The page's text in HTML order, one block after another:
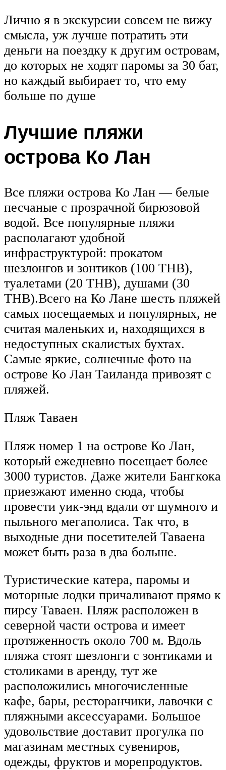
Лично я в экскурсии совсем не вижу
смысла, уж лучше потратить эти
деньги на поездку к другим островам,
до которых не ходят паромы за 30 бат,
но каждый выбирает то, что ему
больше по душе
Лучшие пляжи
острова Ко Лан
Все пляжи острова Ко Лан — белые
песчаные с прозрачной бирюзовой
водой. Все популярные пляжи
располагают удобной
инфраструктурой: прокатом
шезлонгов и зонтиков (100 ТНВ),
туалетами (20 ТНВ), душами (30
ТНВ).Всего на Ко Лане шесть пляжей
самых посещаемых и популярных, не
считая маленьких и, находящихся в
недоступных скалистых бухтах.
Самые яркие, солнечные фото на
острове Ко Лан Таиланда привозят с
пляжей.
Пляж Таваен
Пляж номер 1 на острове Ко Лан,
который ежедневно посещает более
3000 туристов. Даже жители Бангкока
приезжают именно сюда, чтобы
провести уик-энд вдали от шумного и
пыльного мегаполиса. Так что, в
выходные дни посетителей Таваена
может быть раза в два больше.
Туристические катера, паромы и
моторные лодки причаливают прямо к
пирсу Таваен. Пляж расположен в
северной части острова и имеет
протяженность около 700 м. Вдоль
пляжа стоят шезлонги с зонтиками и
столиками в аренду, тут же
расположились многочисленные
кафе, бары, ресторанчики, лавочки с
пляжными аксессуарами. Большое
удовольствие доставит прогулка по
магазинам местных сувениров,
одежды, фруктов и морепродуктов.